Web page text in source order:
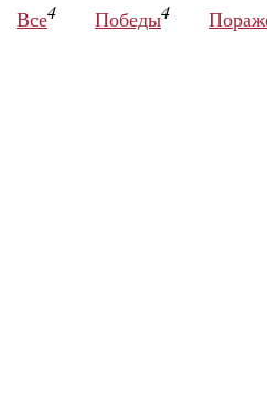
Все4 Победы4